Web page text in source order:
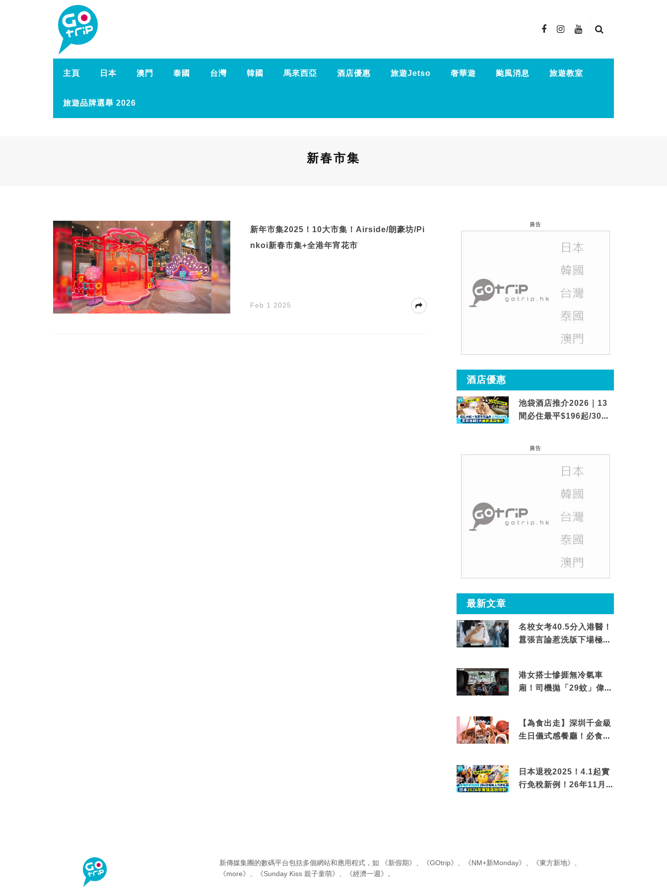
主頁 日本 澳門 泰國 台灣 韓國 馬來西亞 酒店優惠 旅遊Jetso 奢華遊 颱風消息 旅遊教室
旅遊品牌選舉 2026
新春市集
新年市集2025！10大市集！Airside/朗豪坊/Pi
nkoi新春市集+全港年宵花市
Feb 1 2025
廣告
酒店優惠
池袋酒店推介2026｜13
間必住最平$196起/30秒
廣告
最新文章
名校女考40.5分入港醫！
囂張言論惹洗版下場極震
港女搭士慘捱無冷氣車
廂！司機拋「29蚊」偉論
【為食出走】深圳千金級
生日儀式感餐廳！必食失
日本退稅2025！4.1起實
行免稅新例！26年11月
新傳媒集團的數碼平台包括多個網站和應用程式，如 《新假期》 《GOtrip》 《NM+新Monday》 《東方新地》
《more》
《Sunday Kiss 親子童萌》 《經濟一週》 。